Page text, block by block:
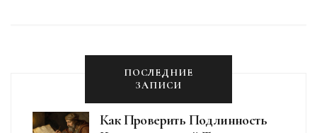
ПОСЛЕДНИЕ
ЗАПИСИ
Как Проверить Подлинность